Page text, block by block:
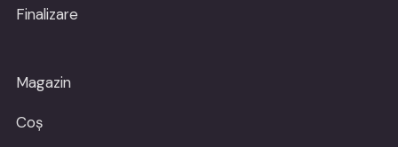
Finalizare
Magazin
Coș